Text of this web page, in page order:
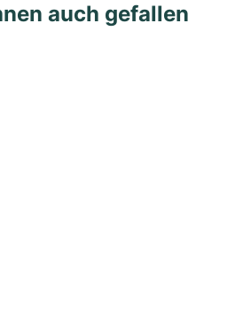
auch gefallen